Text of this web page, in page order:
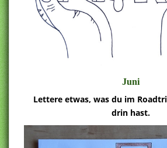
Juni
Lettere etwas, was du im
drin hast.